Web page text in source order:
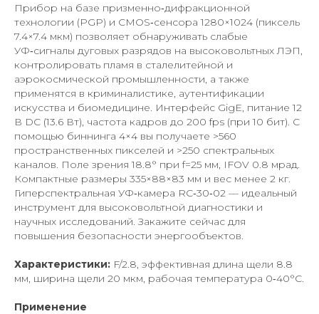
Прибор на базе призменно‑дифракционной
технологии (PGP) и CMOS‑сенсора 1280×1024 (пиксель
7.4×7.4 мкм) позволяет обнаруживать слабые
УФ‑сигналы дуговых разрядов на высоковольтных ЛЭП,
контролировать пламя в сталелитейной и
аэрокосмической промышленности, а также
применятся в криминалистике, аутентификации
искусства и биомедицине. Интерфейс GigE, питание 12
В DC (13.6 Вт), частота кадров до 200 fps (при 10 бит). С
помощью биннинга 4×4 вы получаете >560
пространственных пикселей и >250 спектральных
каналов. Поле зрения 18.8° при f=25 мм, IFOV 0.8 мрад.
Компактные размеры 335×88×83 мм и вес менее 2 кг.
Гиперспектральная УФ‑камера RC‑30‑02 — идеальный
инструмент для высоковольтной диагностики и
научных исследований. Закажите сейчас для
повышения безопасности энергообъектов.
Характеристики: F/2.8, эффективная длина щели 8.8
мм, ширина щели 20 мкм, рабочая температура 0‑40°C.
Применение